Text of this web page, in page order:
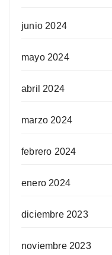
junio 2024
mayo 2024
abril 2024
marzo 2024
febrero 2024
enero 2024
diciembre 2023
noviembre 2023